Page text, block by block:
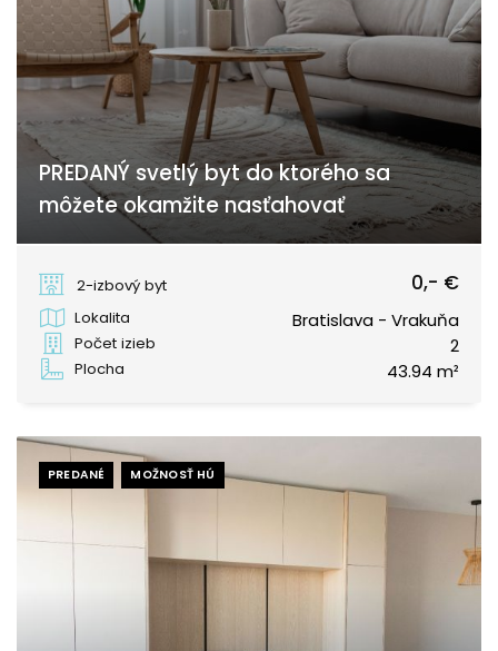
PREDANÝ svetlý byt do ktorého sa
môžete okamžite nasťahovať
2-izbový byt
0,- €
Lokalita Bratislava - Vrakuňa
Počet izieb 2
Plocha 43.94 m²
PREDANÉ MOŽNOSŤ HÚ